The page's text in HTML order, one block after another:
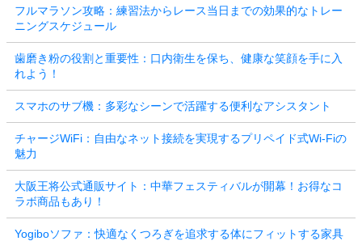
フルマラソン攻略：練習法からレース当日までの効果的なトレー
ニングスケジュール
歯磨き粉の役割と重要性：口内衛生を保ち、健康な笑顔を手に入
れよう！
スマホのサブ機：多彩なシーンで活躍する便利なアシスタント
チャージWiFi：自由なネット接続を実現するプリペイド式Wi-Fiの
魅力
大阪王将公式通販サイト：中華フェスティバルが開幕！お得なコ
ラボ商品もあり！
Yogiboソファ：快適なくつろぎを追求する体にフィットする家具